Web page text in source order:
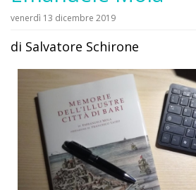
venerdì 13 dicembre 2019
di Salvatore Schirone